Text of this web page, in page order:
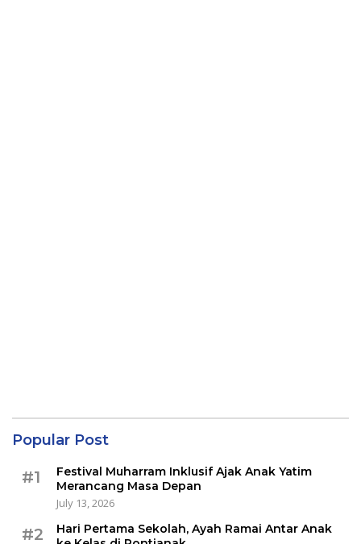
Popular Post
#1
Festival Muharram Inklusif Ajak Anak Yatim
Merancang Masa Depan
July 13, 2026
#2
Hari Pertama Sekolah, Ayah Ramai Antar Anak